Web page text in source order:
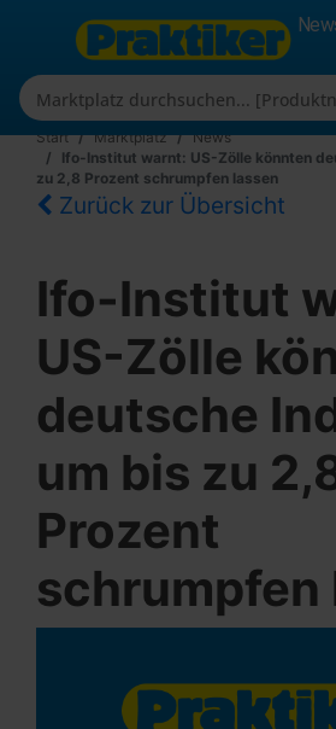
Start Marktplatz
News
Ifo-Institut warnt: US-Zölle könnten
zu 2,8 Prozent schrumpfen lassen
Zurück zur Übersicht
Ifo-Institut
US-Zölle
deutsche
um bis zu
Prozent
schrumpfen